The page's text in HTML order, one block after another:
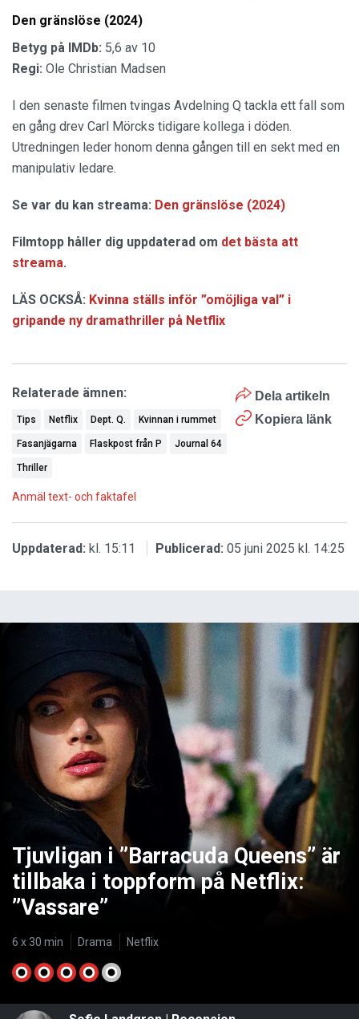
Den gränslöse (2024)
Betyg på IMDb: 5,6 av 10
Regi: Ole Christian Madsen
I den senaste filmen tvingas Avdelning Q tackla ett fall som
en gång drev Carl Mörcks tidigare kollega i döden.
Utredningen leder honom denna gången till en sekt med en
manipulativ ledare.
Se var du kan streama: Den gränslöse (2024)
Filmtopp håller dig uppdaterad om det bästa att
streama.
LÄS OCKSÅ: Kvinna ställs inför ”omöjliga val” i
gripande ny dramathriller på Netflix
Dela artikeln
Kopiera länk
Relaterade ämnen:
Tips Netflix Dept. Q. Kvinnan i rummet
Fasanjägarna Flaskpost från P Journal 64
Thriller
Anmäl text- och faktafel
Uppdaterad: kl. 15:11 Publicerad: 05 juni 2025 kl. 14:25
Tjuvligan i ”Barracuda Queens” är
tillbaka i toppform på Netflix:
”Vassare”
6 x 30 min Drama Netflix